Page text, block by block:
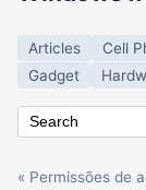
Articles Cell
Gadget
« Permissões de